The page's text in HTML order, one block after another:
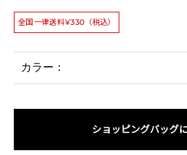
全国一律送料¥330（税込）
カラー：
ショッピングバッグ